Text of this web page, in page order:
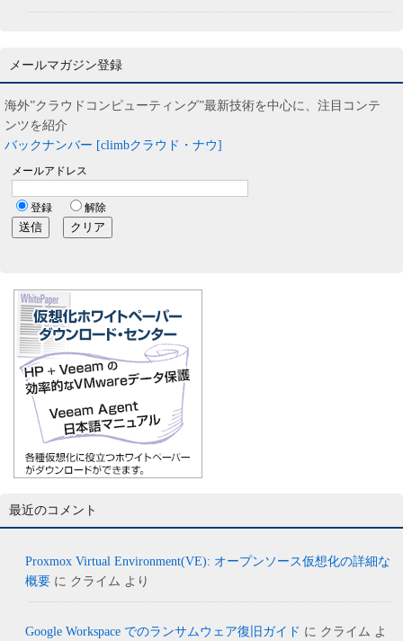
メールマガジン登録
海外”クラウドコンピューティング”最新技術を中心に、注目コンテ
ンツを紹介
バックナンバー [climbクラウド・ナウ]
最近のコメント
Proxmox Virtual Environment(VE): オープンソース仮想化の詳細な
概要 に クライム より
Google Workspace でのランサムウェア復旧ガイド に クライム よ